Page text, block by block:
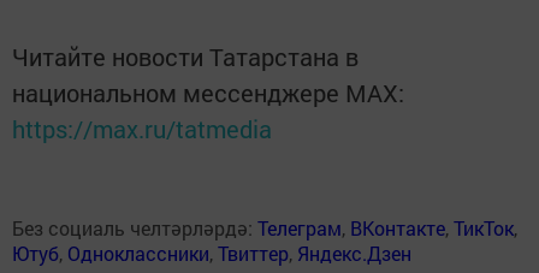
Читайте новости Татарстана в
национальном мессенджере MАХ:
https://max.ru/tatmedia
Без социаль челтәрләрдә: Телеграм, ВКонтакте,ТикТок,
Ютуб, Одноклассники,Твиттер, Яндекс.Дзен